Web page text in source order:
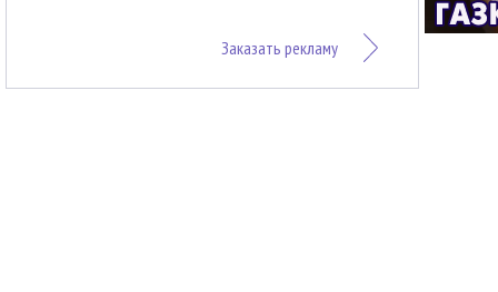
Заказать рекламу